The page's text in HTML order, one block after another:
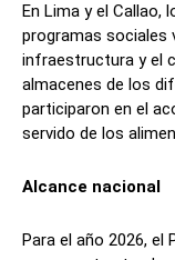
En Lima y el Callao,
programas sociales
infraestructura y el
almacenes de los
participaron en el
servido de los
Alcance nacional
Para el año 2026, el